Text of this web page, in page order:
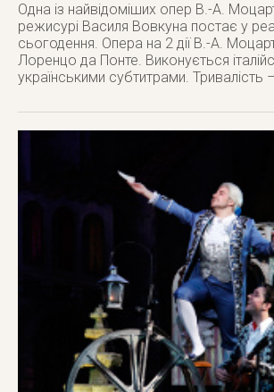
Одна із найвідоміших опер В.-А.
режисурі Василя Вовкуна постає у
сьогодення. Опера на 2 дії В.-А.
Лоренцо да Понте. Виконується
українськими субтитрами. Тривалість